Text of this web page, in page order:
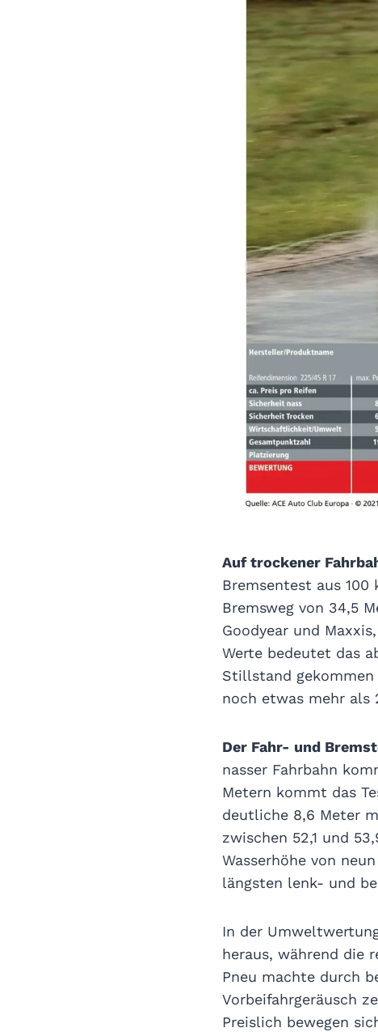
Auf trockener
Bremsentest aus
Bremsweg von 34,5
Goodyear und
Werte bedeutet das
Stillstand gekommen
noch etwas mehr als
Der Fahr- und
nasser Fahrbahn
Metern kommt das
deutliche 8,6 Meter
zwischen 52,1 und
Wasserhöhe von
längsten lenk- und
In der
heraus, während die
Pneu machte durch
Vorbeifahrgeräusch
Preislich bewegen